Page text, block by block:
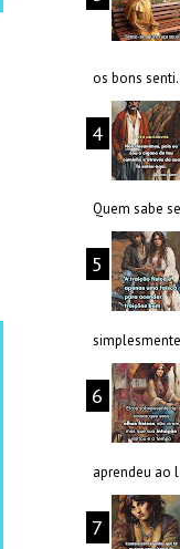
os bons
Quem sabe
aprendeu ao